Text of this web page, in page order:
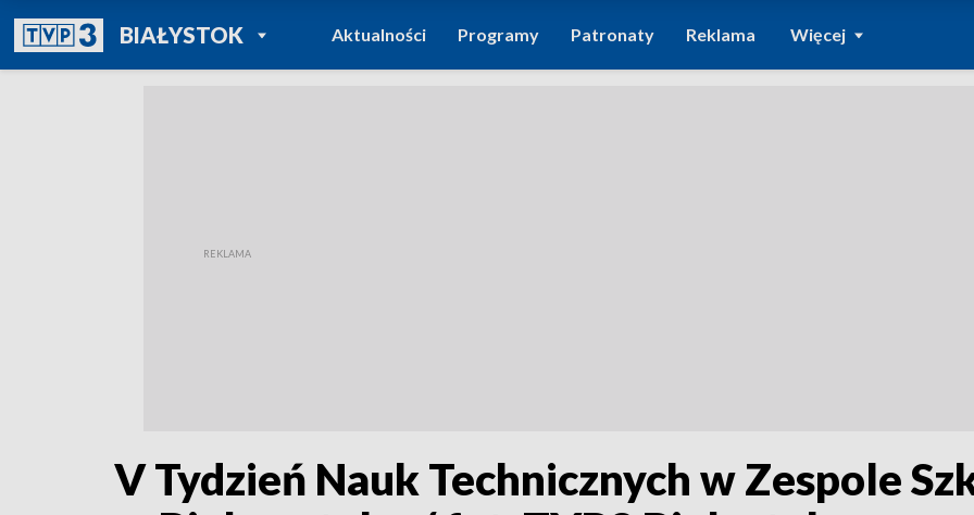
BIAŁYSTOKPOWRÓT DO
TVP REGIONY
Aktualności Programy Patronaty Reklama Więcej
V Tydzień Nauk Technicznych w Zespole